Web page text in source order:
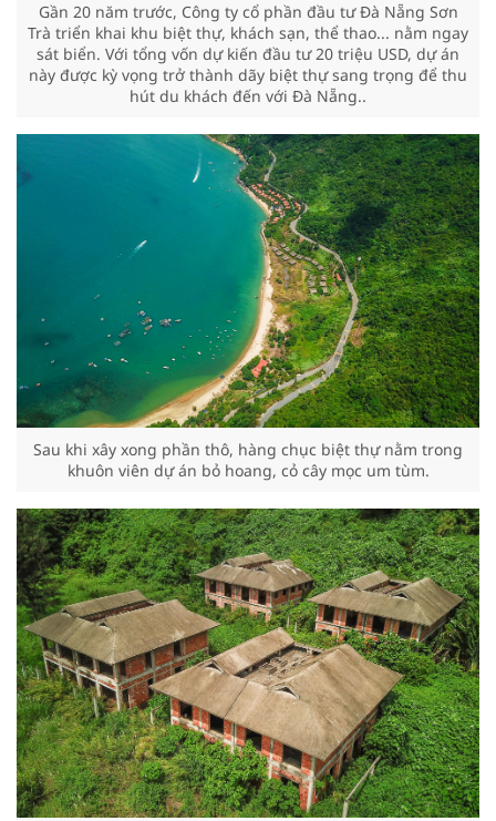
Gần 20 năm trước, Công ty cổ phần đầu tư Đà Nẵng Sơn
Trà triển khai khu biệt thự, khách sạn, thể thao... nằm ngay
sát biển. Với tổng vốn dự kiến đầu tư 20 triệu USD, dự án
này được kỳ vọng trở thành dãy biệt thự sang trọng để thu
hút du khách đến với Đà Nẵng..
Sau khi xây xong phần thô, hàng chục biệt thự nằm trong
khuôn viên dự án bỏ hoang, cỏ cây mọc um tùm.